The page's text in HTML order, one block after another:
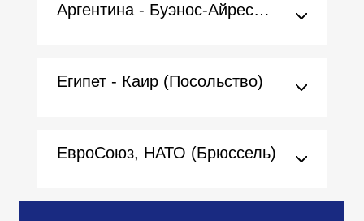
Аргентина - Буэнос-Айрес (Посольство)
Египет - Каир (Посольство)
ЕвроСоюз, НАТО (Брюссель)